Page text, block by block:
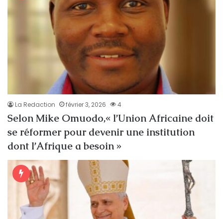
La Redaction février 3, 2026 4
Selon Mike Omuodo,« l’Union Africaine doit
se réformer pour devenir une institution
dont l’Afrique a besoin »